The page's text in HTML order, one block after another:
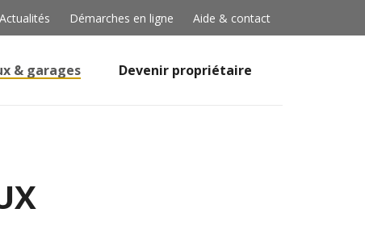
Actualités Démarches en ligne Aide & contact
& garages Devenir propriétaire